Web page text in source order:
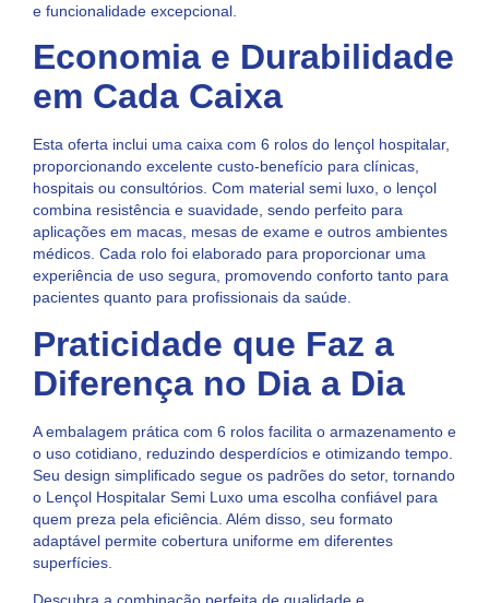
e funcionalidade excepcional.
Economia e Durabilidade
em Cada Caixa
Esta oferta inclui uma caixa com 6 rolos do lençol hospitalar,
proporcionando excelente custo-benefício para clínicas,
hospitais ou consultórios. Com material semi luxo, o lençol
combina resistência e suavidade, sendo perfeito para
aplicações em macas, mesas de exame e outros ambientes
médicos. Cada rolo foi elaborado para proporcionar uma
experiência de uso segura, promovendo conforto tanto para
pacientes quanto para profissionais da saúde.
Praticidade que Faz a
Diferença no Dia a Dia
A embalagem prática com 6 rolos facilita o armazenamento e
o uso cotidiano, reduzindo desperdícios e otimizando tempo.
Seu design simplificado segue os padrões do setor, tornando
o Lençol Hospitalar Semi Luxo uma escolha confiável para
quem preza pela eficiência. Além disso, seu formato
adaptável permite cobertura uniforme em diferentes
superfícies.